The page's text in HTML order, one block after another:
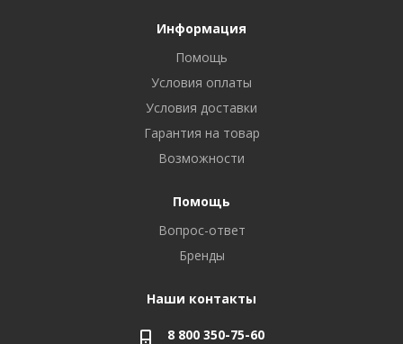
Информация
Помощь
Условия оплаты
Условия доставки
Гарантия на товар
Возможности
Помощь
Вопрос-ответ
Бренды
Наши контакты
8 800 350-75-60